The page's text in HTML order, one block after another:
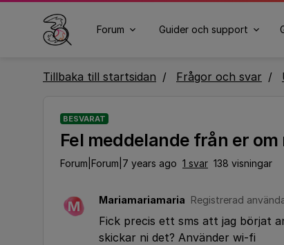
Forum Guider och support
Tillbaka till startsidan Frågor och svar
BESVARAT
Fel meddelande från er om
Forum|Forum|7 years ago 1 svar 138 visningar
M Mariamariamaria Registrerad
Fick precis ett sms att jag börjat
skickar ni det? Använder wi-fi